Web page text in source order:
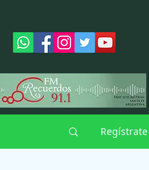
Regístrate